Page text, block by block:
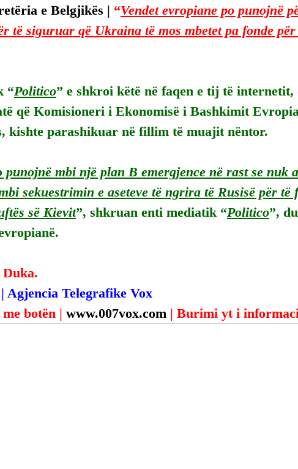
e Belgjikës | “Vendet evropiane po punojnë
të siguruar që Ukraina të mos mbetet pa fonde
“Politico” e shkroi këtë në faqen e tij të internetit,
që Komisioneri i Ekonomisë i Bashkimit
kishte parashikuar në fillim të muajit nëntor.
punojnë mbi një plan B emergjence në rast se nuk
sekuestrimin e aseteve të ngrira të Rusisë për të
së Kievit”, shkruan enti mediatik “Politico”,
Agjencia Telegrafike Vox
botën | www.007vox.com | Burimi yt i